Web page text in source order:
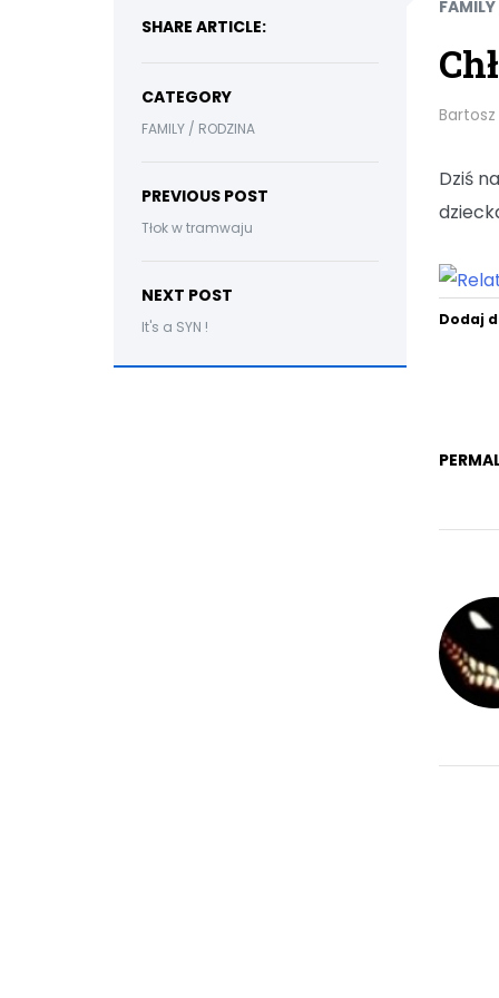
SHARE ARTICLE:
CATEGORY
FAMILY / RODZINA
PREVIOUS POST
Tłok w tramwaju
NEXT POST
It's a SYN !
Dziś
Dodaj